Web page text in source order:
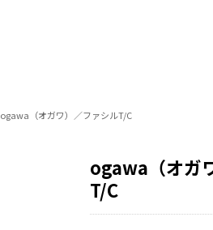
ogawa（オガワ）／ファシルT/C
ogawa（オガ
T/C